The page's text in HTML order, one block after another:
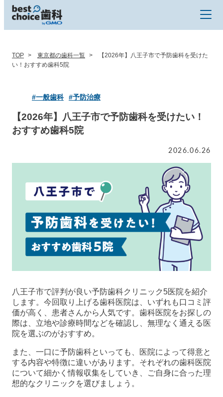
TOP 東京都の歯科一覧
【2026年】八王子市で予防歯科を受けた
い！おすすめ歯科5院
#一般歯科 #予防治療
【2026年】八王子市で予防歯科を受けたい！
おすすめ歯科5院
2026.06.26
八王子市で評判が良い予防歯科クリニック5医院を紹介
します。今回取り上げる歯科医院は、いずれも口コミ評
価が高く、患者さんから人気です。歯科医院をお探しの
際は、立地や診療時間などを確認し、無理なく通える医
院を選ぶのがおすすめ。
また、一口に予防歯科といっても、医院によって得意と
する内容や特徴に違いがあります。それぞれの歯科医院
について細かく情報収集をしていき、ご自身に合った理
想的なクリニックを選びましょう。